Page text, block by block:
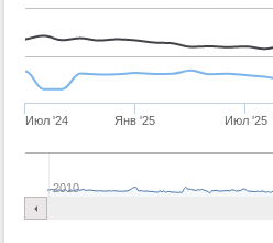
Июл '24 Янв '25 Июл '25
2010